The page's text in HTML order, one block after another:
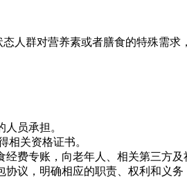
人群对营养素或者膳食的特殊需
员承担。
相关资格证书。
费专账，向老年人、相关第三方及
议，明确相应的职责、权利和义务